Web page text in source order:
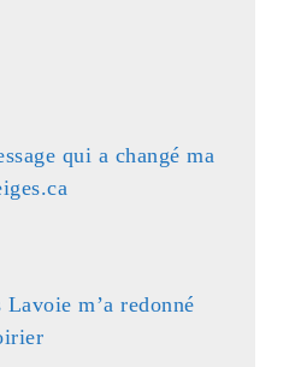
qui a changé ma
m’a redonné